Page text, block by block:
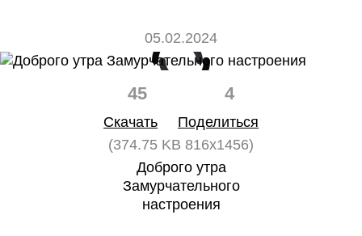
05.02.2024
45 4
Скачать
Поделиться
(374.75 KB 816x1456)
Доброго утра
Замурчательного
настроения